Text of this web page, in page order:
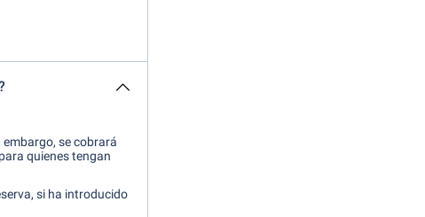
se cobrará
quienes tengan
si ha introducido